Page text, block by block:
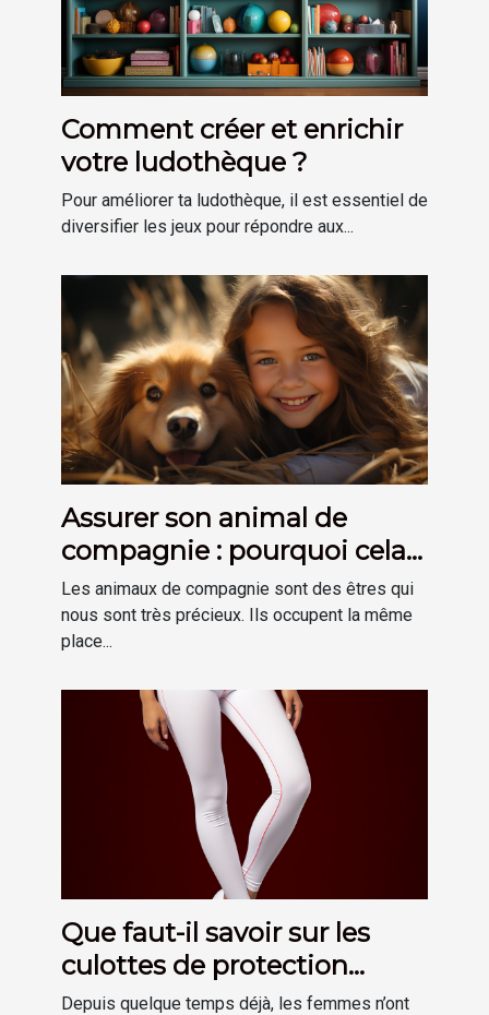
Comment créer et enrichir
votre ludothèque ?
Pour améliorer ta ludothèque, il est essentiel de
diversifier les jeux pour répondre aux...
Assurer son animal de
compagnie : pourquoi cela
est-il important ?
Les animaux de compagnie sont des êtres qui
nous sont très précieux. Ils occupent la même
place...
Que faut-il savoir sur les
culottes de protection
hygiénique menstruelle ?
Depuis quelque temps déjà, les femmes n’ont